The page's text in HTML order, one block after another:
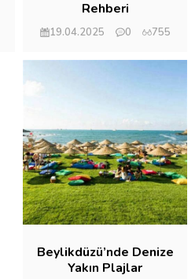
Rehberi
19.04.2025 0 755
Beylikdüzü’nde Denize
Yakın Plajlar